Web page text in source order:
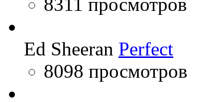
Ed Sheeran Perfect
8098 просмотров